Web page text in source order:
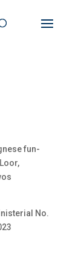
fun-
No.